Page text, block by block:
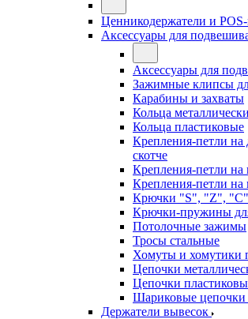
Ценникодержатели и
Аксессуары для
Аксессуары для
Зажимные клипсы
Карабины и захваты
Кольца
Кольца пластиковые
Крепления-петли на
скотче
Крепления-петли на
Крепления-петли на
Крючки "S", "Z", "C"
Крючки-пружины
Потолочные зажимы
Тросы стальные
Хомуты и хомутики
Цепочки
Цепочки
Шариковые цепочки
Держатели вывесок